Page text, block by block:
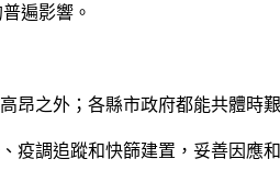
遍影響。
之外；各縣市政府都能共體時
疫調追蹤和快篩建置，妥善因應